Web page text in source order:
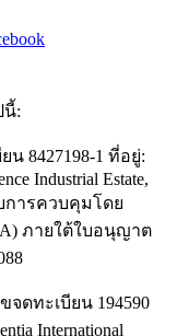
นี้:
น 8427198-1 ที่อยู่:
Industrial Estate,
บการควบคุมโดย
ภายใต้ใบอนุญาต
จดทะเบียน 194590
International